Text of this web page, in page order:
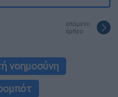
επόμενο
άρθρο
νοημοσύνη